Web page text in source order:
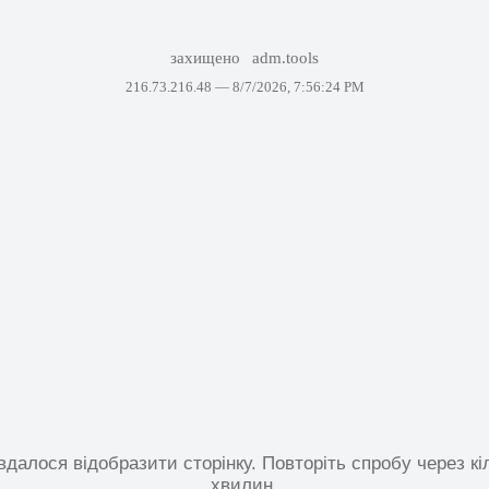
захищено adm.tools
216.73.216.48 — 8/7/2026, 7:56:24 PM
відобразити сторінку. Повторіть спробу через